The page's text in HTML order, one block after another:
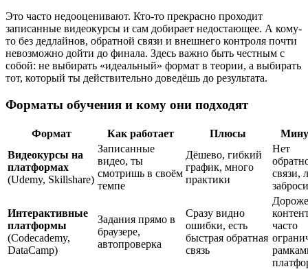
Это часто недооценивают. Кто-то прекрасно проходит
записанные видеокурсы и сам добирает недостающее. А кому-
то без дедлайнов, обратной связи и внешнего контроля почти
невозможно дойти до финала. Здесь важно быть честным с
собой: не выбирать «идеальный» формат в теории, а выбирать
тот, который ты действительно доведёшь до результата.
Форматы обучения и кому они подходят
Формат Как работает Плюсы
Видеокурсы на
платформах
(Udemy, Skillshare)
Записанные
видео, ты
смотришь в своём
темпе
Дёшево, гибкий
график, много
практики
Нет
связи,
Интерактивные
платформы
(Codecademy,
DataCamp)
Задания прямо в
браузере,
автопроверка
Сразу видно
ошибки, есть
быстрая обратная
связь
часто